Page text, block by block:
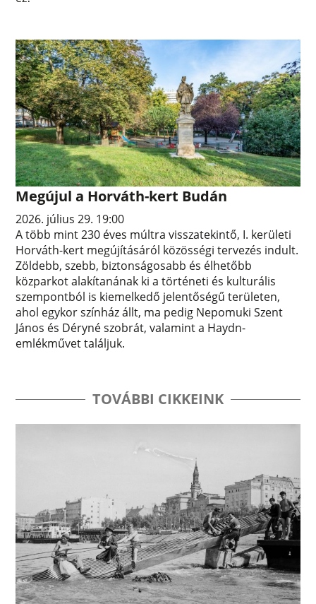
Megújul a Horváth-kert Budán
2026. július 29. 19:00
A több mint 230 éves múltra visszatekintő, I. kerületi
Horváth-kert megújításáról közösségi tervezés indult.
Zöldebb, szebb, biztonságosabb és élhetőbb
közparkot alakítanának ki a történeti és kulturális
szempontból is kiemelkedő jelentőségű területen,
ahol egykor színház állt, ma pedig Nepomuki Szent
János és Déryné szobrát, valamint a Haydn-
emlékművet találjuk.
TOVÁBBI CIKKEINK